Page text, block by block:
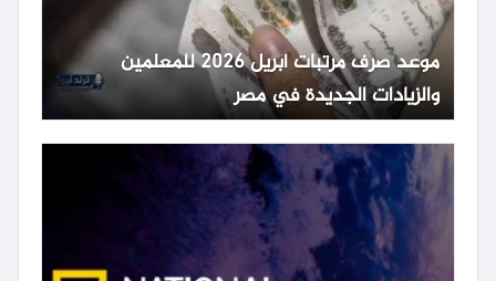
موعد صرف مرتبات أبريل 2026 للمعلمين
والزيادات الجديدة في مصر